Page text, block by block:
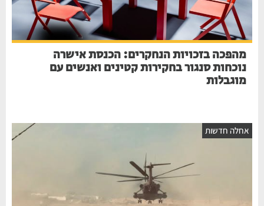
מהפכה בזכויות הנחקרים: הכנסת אישרה
נוכחות סנגור בחקירות קטינים ואנשים עם
מוגבלות
אחלה חדשות